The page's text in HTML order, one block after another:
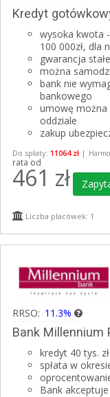
Kredyt
wysoka kwota
100 000zł, dla
gwarancja
można
bank nie
bankowego
umowę można
oddziale
zakup
Do spłaty: 11064 zł |
rata od
461 zł
Liczba placówek: 1
RRSO: 11.3%
Bank Millennium
kredyt 40 tys. zł
spłata w
Bank